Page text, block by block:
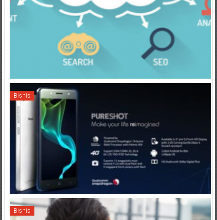
Bisnis
Bisnis